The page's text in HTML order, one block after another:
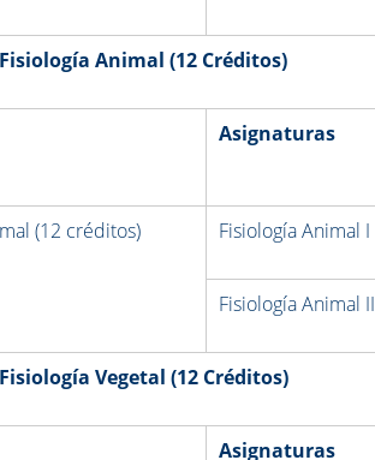
Animal (12 Créditos)
Asignaturas
(12 créditos) Fisiología Animal I
Fisiología Animal II
Vegetal (12 Créditos)
Asignaturas